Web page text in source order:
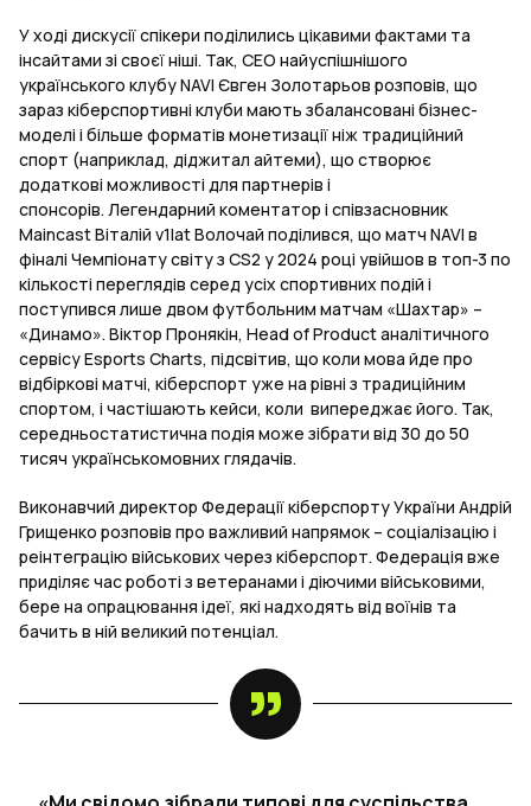
У ході дискусії спікери поділились цікавими фактами та
інсайтами зі своєї ніші. Так, СEO найуспішнішого
українського клубу NAVI Євген Золотарьов розповів, що
зараз кіберспортивні клуби мають збалансовані бізнес-
моделі і більше форматів монетизації ніж традиційний
спорт (наприклад, діджитал айтеми), що створює
додаткові можливості для партнерів і
спонсорів. Легендарний коментатор і співзасновник
Maincast Віталій v1lat Волочай поділився, що матч NAVI в
фіналі Чемпіонату світу з CS2 у 2024 році увійшов в топ-3 по
кількості переглядів серед усіх спортивних подій і
поступився лише двом футбольним матчам «Шахтар» –
«Динамо». Віктор Пронякін, Head of Product аналітичного
сервісу Esports Charts, підсвітив, що коли мова йде про
відбіркові матчі, кіберспорт уже на рівні з традиційним
спортом, і частішають кейси, коли випереджає його. Так,
середньостатистична подія може зібрати від 30 до 50
тисяч українськомовних глядачів.
Виконавчий директор Федерації кіберспорту України Андрій
Грищенко розповів про важливий напрямок – соціалізацію і
реінтеграцію військових через кіберспорт. Федерація вже
приділяє час роботі з ветеранами і діючими військовими,
бере на опрацювання ідеї, які надходять від воїнів та
бачить в ній великий потенціал.